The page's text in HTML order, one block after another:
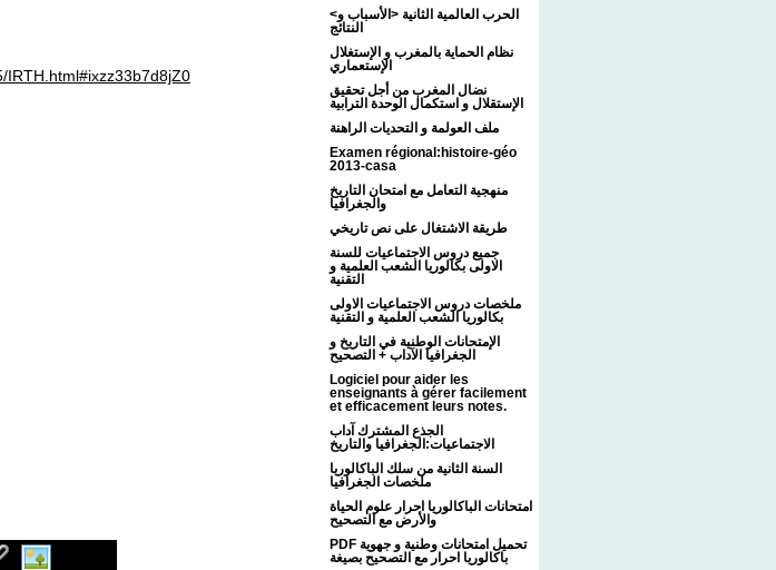
<الحرب العالمية الثانية <الأسباب و
النتائج
نظام الحماية بالمغرب و الإستغلال
الإستعماري
نضال المغرب من أجل تحقيق
الإستقلال و استكمال الوحدة الترابية
ملف العولمة و التحديات الراهنة
Examen régional:histoire-géo
2013-casa
منهجية التعامل مع امتحان التاريخ
والجغرافيا
طريقة الاشتغال على نص تاريخي
جميع دروس الاجتماعيات للسنة
الاولى بكالوريا الشعب العلمية و
التقنية
ملخصات دروس الاجتماعيات الاولى
بكالوريا الشعب العلمية و التقنية
الإمتحانات الوطنية في التاريخ و
الجغرافيا الآداب + التصحيح
Logiciel pour aider les
enseignants à gérer facilement
et efficacement leurs notes.
الجذع المشترك آداب
الاجتماعيات:الجغرافيا والتاريخ
السنة الثانية من سلك الباكالوريا
ملخصات الجغرافيا
امتحانات الباكالوريا احرار علوم الحياة
والأرض مع التصحيح
PDF تحميل امتحانات وطنية و جهوية
باكالوريا احرار مع التصحيح بصيغة
IRTH.html#ixzz33b7d8jZ0